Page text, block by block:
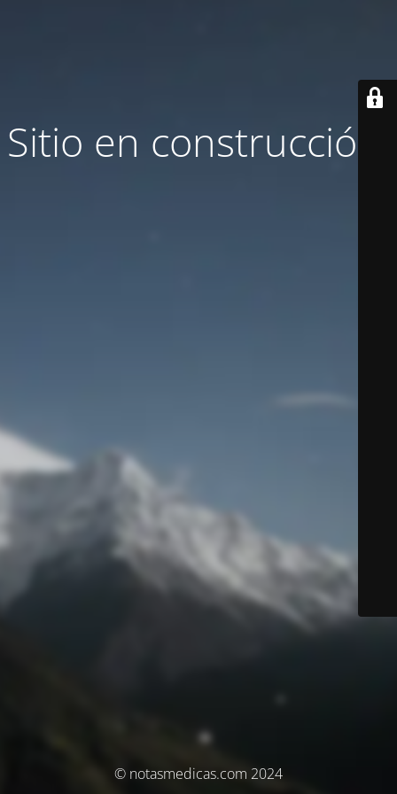
Sitio en construcción.
© notasmedicas.com 2024